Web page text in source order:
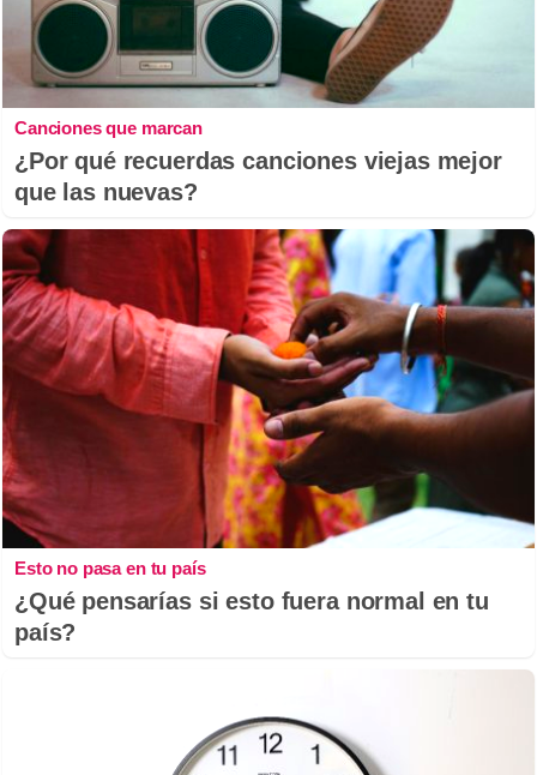
Canciones que marcan
¿Por qué recuerdas canciones viejas mejor
que las nuevas?
Esto no pasa en tu país
¿Qué pensarías si esto fuera normal en tu
país?